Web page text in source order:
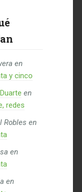
en
y cinco
en
redes
Robles en
en
en